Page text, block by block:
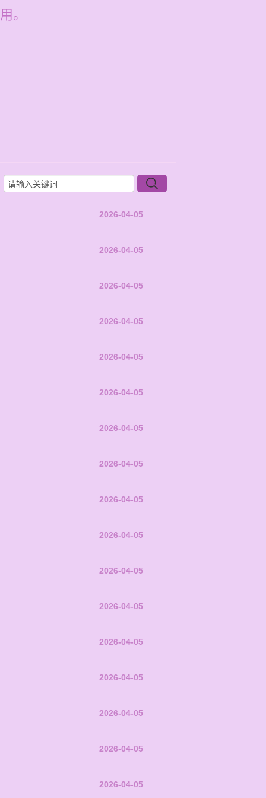
。
2026-04-05
2026-04-05
2026-04-05
2026-04-05
2026-04-05
2026-04-05
2026-04-05
2026-04-05
2026-04-05
2026-04-05
2026-04-05
2026-04-05
2026-04-05
2026-04-05
2026-04-05
2026-04-05
2026-04-05